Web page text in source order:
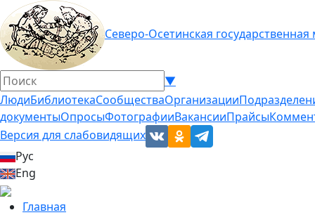
Северо-Осетинская
▼
ЛюдиБиблиотекаСообществаОрганизации
документыОпросыФотографииВакансииПрайсы
Версия для слабовидящих
Рус
Eng
Главная